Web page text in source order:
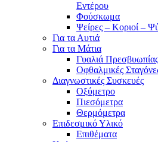
Εντέρου
Φούσκωμα
Ψείρες – Κοριοί –
Για τα Αυτιά
Για τα Μάτια
Γυαλιά
Οφθαλμικές
Διαγνωστικές Συσκευές
Οξύμετρο
Πιεσόμετρα
Θερμόμετρα
Επιδεσμικό Υλικό
Επιθέματα